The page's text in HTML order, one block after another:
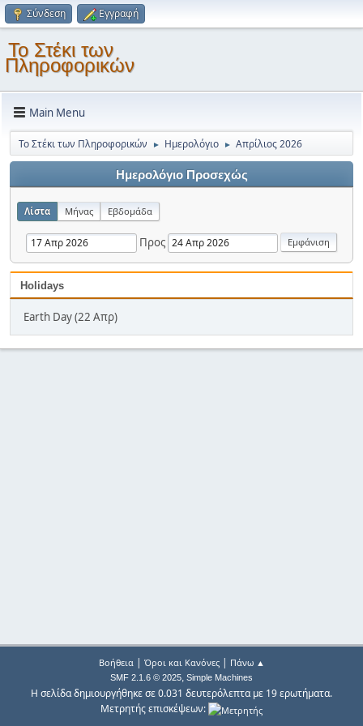
Σύνδεση Εγγραφή
Το Στέκι των
Πληροφορικών
Main Menu
Το Στέκι των Πληροφορικών ► Ημερολόγιο ► Απρίλιος 2026
Ημερολόγιο Προσεχώς
Λίστα Μήνας Εβδομάδα
Προς
Holidays
Earth Day (22 Απρ)
Βοήθεια| Όροι και Κανόνες| Πάνω ▲
SMF 2.1.6 © 2025, Simple Machines
Η σελίδα δημιουργήθηκε σε 0.031 δευτερόλεπτα με 19 ερωτήματα.
Μετρητής επισκέψεων: